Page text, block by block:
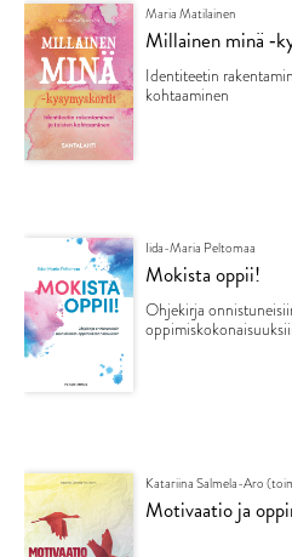
Maria Matilainen
Millainen minä
Identiteetin
kohtaaminen
Iida-Maria Peltomaa
Mokista oppii!
Ohjekirja
Katariina Salmela-Aro
Motivaatio ja